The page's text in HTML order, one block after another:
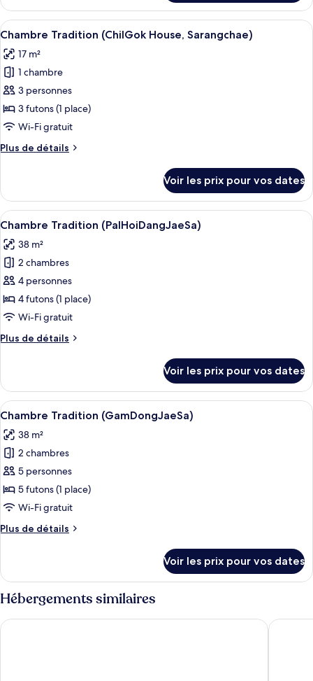
(ChilGok
House,
Main
Building)
le
type
de
Chambre
Tradition
(ChilGok
House,
Main
Building)
Afficher
toutes
les
photos
pour
ce
type
chambre :
(ChilGok
House,
Sarangchae)
Un couloir avec un plancher en
2
Chambre Tradition (ChilGok House, Sarangchae)
17 m²
1 chambre
3 personnes
3 futons (1 place)
Wi-Fi gratuit
Plus de détails
Plus
le
type
de
Chambre
Tradition
(ChilGok
House,
Sarangchae)
Voir les prix pour vos dates
Afficher
toutes
les
photos
pour
ce
type
chambre :
(PalHoiDangJaeSa)
Une pièce avec un plafond en bois,
4
Chambre Tradition (PalHoiDangJaeSa)
38 m²
2 chambres
4 personnes
4 futons (1 place)
Wi-Fi gratuit
Plus de détails
Plus
le
type
de
Chambre
Tradition
(PalHoiDangJaeSa)
Voir les prix pour vos dates
Afficher
toutes
les
photos
pour
ce
type
chambre :
(GamDongJaeSa)
Une pièce avec un banc bas en
4
Chambre Tradition (GamDongJaeSa)
38 m²
2 chambres
5 personnes
5 futons (1 place)
Wi-Fi gratuit
Plus de détails
Plus
le
type
de
chambre
Chambre
Voir les prix pour vos dates
Hébergements similaires
Stanford Hotel Okyeon